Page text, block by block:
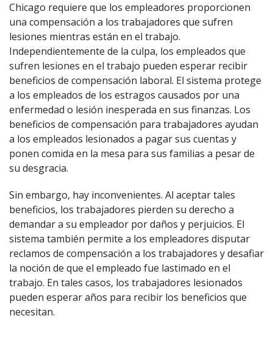
Chicago requiere que los empleadores proporcionen
una compensación a los trabajadores que sufren
lesiones mientras están en el trabajo.
Independientemente de la culpa, los empleados que
sufren lesiones en el trabajo pueden esperar recibir
beneficios de compensación laboral. El sistema protege
a los empleados de los estragos causados ​​por una
enfermedad o lesión inesperada en sus finanzas. Los
beneficios de compensación para trabajadores ayudan
a los empleados lesionados a pagar sus cuentas y
ponen comida en la mesa para sus familias a pesar de
su desgracia.
Sin embargo, hay inconvenientes. Al aceptar tales
beneficios, los trabajadores pierden su derecho a
demandar a su empleador por daños y perjuicios. El
sistema también permite a los empleadores disputar
reclamos de compensación a los trabajadores y desafiar
la noción de que el empleado fue lastimado en el
trabajo. En tales casos, los trabajadores lesionados
pueden esperar años para recibir los beneficios que
necesitan.